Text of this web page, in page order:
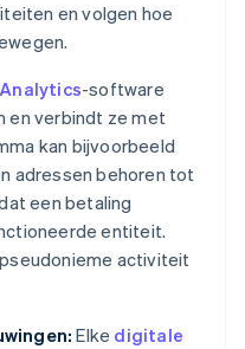
en volgen hoe
Analytics-software
en verbindt ze met
kan bijvoorbeeld
adressen behoren tot
een betaling
entiteit.
activiteit
Elke digitale